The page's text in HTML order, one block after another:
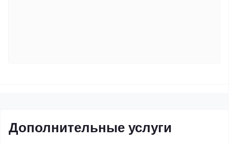
Дополнительные услуги